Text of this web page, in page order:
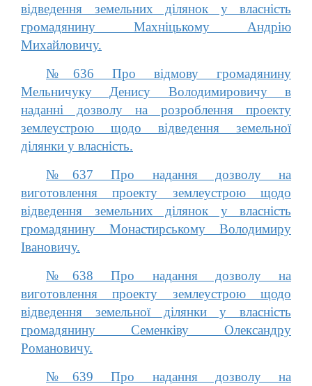
відведення земельних ділянок у власність
громадянину Махніцькому Андрію
Михайловичу.
№636 Про відмову громадянину
Мельничуку Денису Володимировичу в
наданні дозволу на розроблення проекту
землеустрою щодо відведення земельної
ділянки у власність.
№637 Про надання дозволу на
виготовлення проекту землеустрою щодо
відведення земельних ділянок у власність
громадянину Монастирському Володимиру
Івановичу.
№638 Про надання дозволу на
виготовлення проекту землеустрою щодо
відведення земельної ділянки у власність
громадянину Семенківу Олександру
Романовичу.
№639 Про надання дозволу на